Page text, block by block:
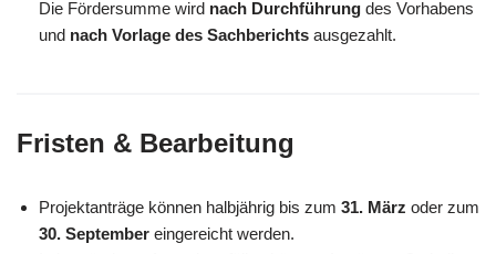
Die Fördersumme wird nach Durchführung des Vorhabens
und nach Vorlage des Sachberichts ausgezahlt.
Fristen & Bearbeitung
Projektanträge können halbjährig bis zum 31. März oder zum
30. September eingereicht werden.